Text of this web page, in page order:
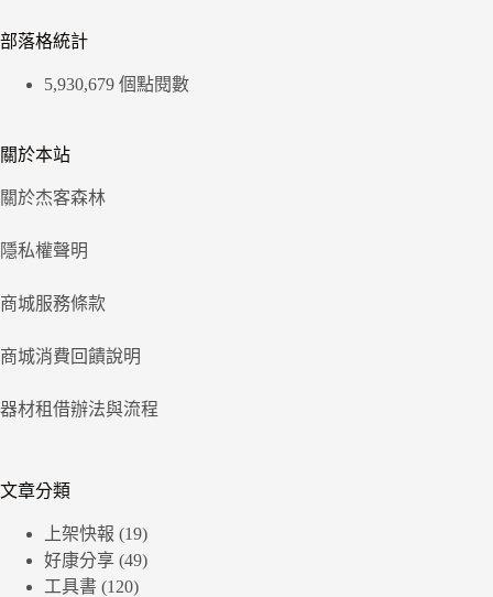
部落格統計
5,930,679 個點閱數
關於本站
關於杰客森林
隱私權聲明
商城服務條款
商城消費回饋說明
器材租借辦法與流程
文章分類
上架快報 (19)
好康分享 (49)
工具書 (120)